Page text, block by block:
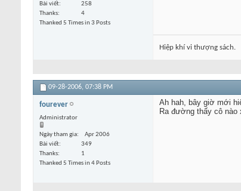
Bài viết
258
Thanks
4
Thanked 5 Times in 3 Posts
Hiệp khí vi thượng sách.
09-28-2006, 07:38 PM
fourever
Administrator
Ngày tham gia
Apr 2006
Bài viết
349
Thanks
1
Thanked 5 Times in 4 Posts
Ah hah, bây giờ mới
Ra đường thấy cô nào